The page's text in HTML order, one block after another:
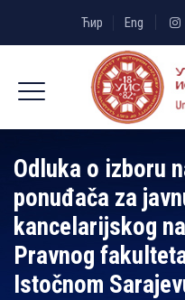
Ћир Eng
Odluka o izboru
ponuđača za
kancelarijskog
Pravnog
Istočnom